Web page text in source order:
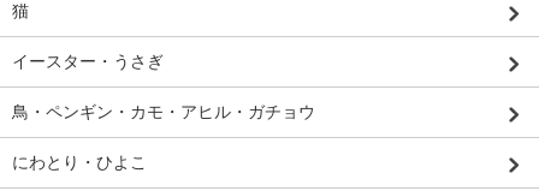
猫
イースター・うさぎ
鳥・ペンギン・カモ・アヒル・ガチョウ
にわとり・ひよこ